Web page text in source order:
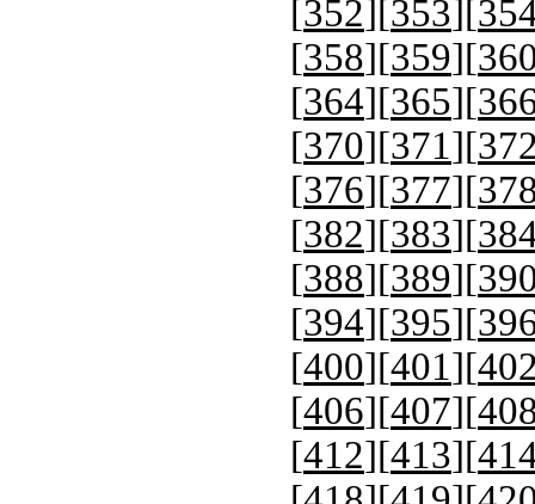
[352][353][
[358][359][
[364][365][
[370][371][
[376][377][
[382][383][
[388][389][
[394][395][
[400][401][
[406][407][
[412][413][